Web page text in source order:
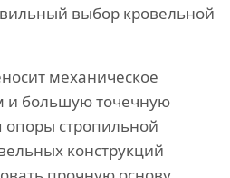
выбор кровельной
механическое
и большую точечную
опоры стропильной
конструкций